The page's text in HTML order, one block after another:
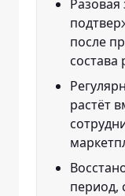
после
состава
растёт
период,